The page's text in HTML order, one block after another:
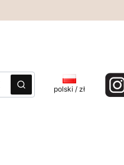
Szukaj polski / zł